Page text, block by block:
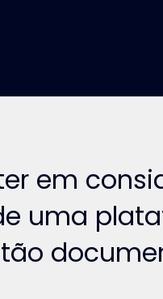
em
uma